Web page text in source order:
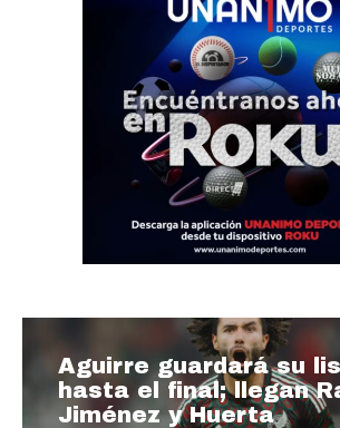
Aguirre guardará su
hasta el final; llegan
Jiménez y Huerta